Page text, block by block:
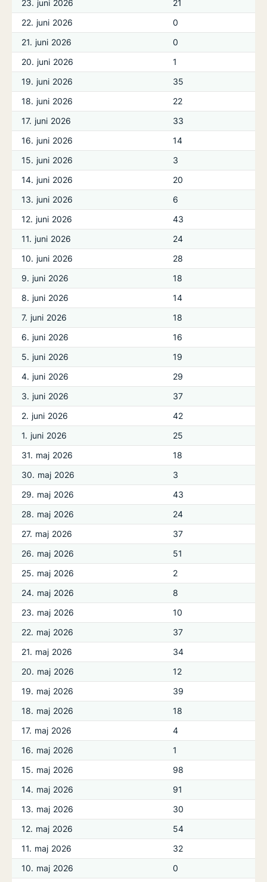
23. juni 2026
21
22. juni 2026
0
21. juni 2026
0
20. juni 2026
1
19. juni 2026
35
18. juni 2026
22
17. juni 2026
33
16. juni 2026
14
15. juni 2026
3
14. juni 2026
20
13. juni 2026
6
12. juni 2026
43
11. juni 2026
24
10. juni 2026
28
9. juni 2026
18
8. juni 2026
14
7. juni 2026
18
6. juni 2026
16
5. juni 2026
19
4. juni 2026
29
3. juni 2026
37
2. juni 2026
42
1. juni 2026
25
31. maj 2026
18
30. maj 2026
3
29. maj 2026
43
28. maj 2026
24
27. maj 2026
37
26. maj 2026
51
25. maj 2026
2
24. maj 2026
8
23. maj 2026
10
22. maj 2026
37
21. maj 2026
34
20. maj 2026
12
19. maj 2026
39
18. maj 2026
18
17. maj 2026
4
16. maj 2026
1
15. maj 2026
98
14. maj 2026
91
13. maj 2026
30
12. maj 2026
54
11. maj 2026
32
10. maj 2026
0